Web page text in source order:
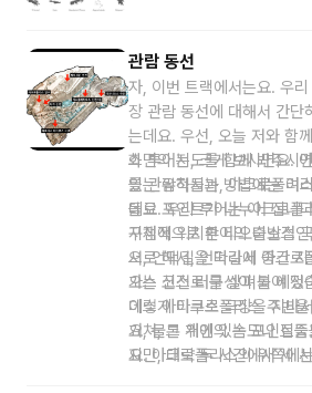
실 수가 있는데요. 해당 사이트에
까요? 먼저 해당 사이트에 접속을
가 끝난 뒤에 곧바로 이어지는 비
비디오에 따라 여러분들께서도
니다.
관람 동선
자, 이번 트랙에서는요. 우
장 관람 동선에 대해서 간단
는데요. 우선, 오늘 저와 함
스 투어는, 크게 보시면요.
있는 유적들과, 아크로폴리
들로 포인트가 나누어 집니
화면의 지도를 함께 봐주시
를 관람하시는 방법에는 여
데요. 우리 투어는 아크로폴
지점에 위치한 디오니소스
서, 언덕길을 따라서 아크로
가는 코스로 구성이 되어 있
구체적으로 투어의 출발점
으로 해서, 언덕길에 중간
오스 신전 터를 살펴볼 예정
데스 아티쿠스 극장을 지나
거쳐, 그 위에 있는 포인트
요. 아크로폴리스의 위쪽에
이렇게 아크로폴리스 주변
요, 물론 개인의 속도나 집
지만, 대략 두 시간에서 세